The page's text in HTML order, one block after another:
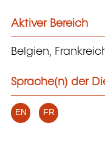
Aktiver Bereich
Belgien,
Sprache(n) der
EN FR